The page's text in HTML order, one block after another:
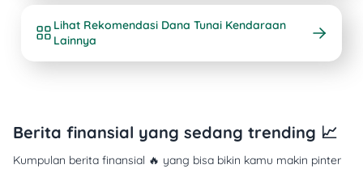
Lihat Rekomendasi Dana Tunai Kendaraan
Lainnya
Berita finansial yang sedang trending 📈
Kumpulan berita finansial 🔥 yang bisa bikin kamu makin pinter